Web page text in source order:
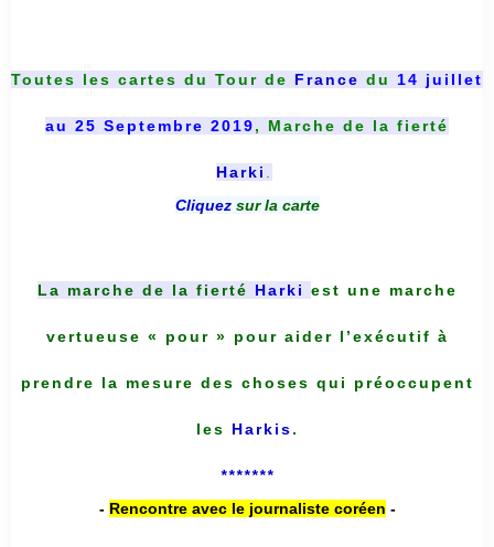
Toutes les cartes du Tour de France du 14 juillet
au 25 Septembre 2019, Marche de la fierté
Harki
Cliquez sur la carte
La marche de la fierté Harki est une marche
vertueuse « pour » pour aider l’exécutif à
prendre la mesure des choses qui préoccupent
les Harkis.
*******
- Rencontre avec le journaliste coréen -